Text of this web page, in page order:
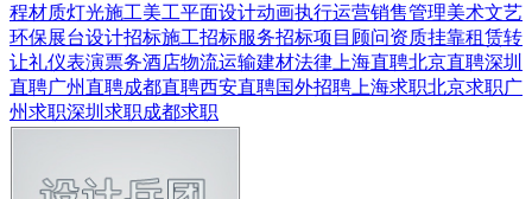
程材质灯光施工美工平面设计动画执行运营销售管理美术文艺
环保展台设计招标施工招标服务招标项目顾问资质挂靠租赁转
让礼仪表演票务酒店物流运输建材法律 上海直聘北京直聘深圳
直聘广州直聘成都直聘西安直聘国外招聘 上海求职北京求职广
州求职深圳求职成都求职